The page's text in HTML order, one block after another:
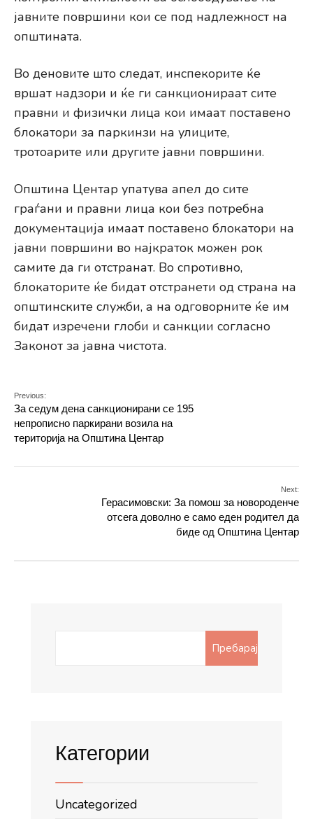
јавните површини кои се под надлежност на
општината.
Во деновите што следат, инспекорите ќе
вршат надзори и ќе ги санкционираат сите
правни и физички лица кои имаат поставено
блокатори за паркинзи на улиците,
тротоарите или другите јавни површини.
Општина Центар упатува апел до сите
граѓани и правни лица кои без потребна
документација имаат поставено блокатори на
јавни површини во најкраток можен рок
самите да ги отстранат. Во спротивно,
блокаторите ќе бидат отстранети од страна на
општинските служби, а на одговорните ќе им
бидат изречени глоби и санкции согласно
Законот за јавна чистота.
Previous:
За седум дена санкционирани се 195
непрописно паркирани возила на
територија на Општина Центар
Next:
Герасимовски: За помош за новороденче
отсега доволно е само еден родител да
биде од Општина Центар
Пребарај
Категории
Uncategorized